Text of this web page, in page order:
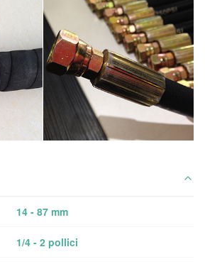
14 - 87 mm
1/4 - 2 pollici